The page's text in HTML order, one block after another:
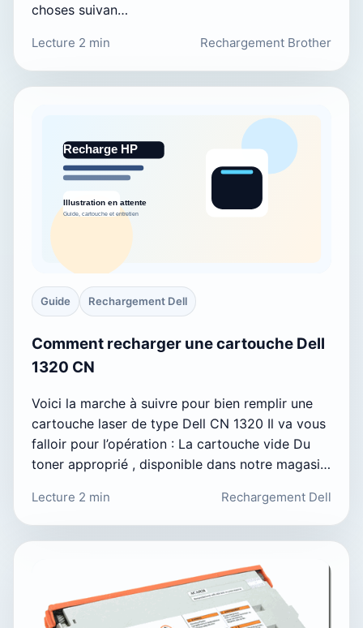
choses suivan…
Lecture 2 min Rechargement Brother
Guide Rechargement Dell
Comment recharger une cartouche Dell
1320 CN
Voici la marche à suivre pour bien remplir une
cartouche laser de type Dell CN 1320 Il va vous
falloir pour l’opération : La cartouche vide Du
toner approprié , disponible dans notre magasi…
Lecture 2 min Rechargement Dell